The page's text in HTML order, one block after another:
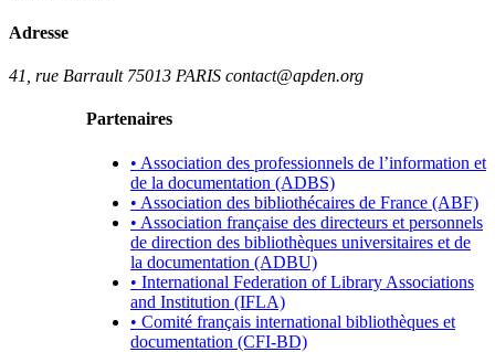
Adresse
41, rue Barrault 75013 PARIS contact@apden.org
Partenaires
• Association des professionnels de l’information et
de la documentation (ADBS)
• Association des bibliothécaires de France (ABF)
• Association française des directeurs et personnels
de direction des bibliothèques universitaires et de
la documentation (ADBU)
• International Federation of Library Associations
and Institution (IFLA)
• Comité français international bibliothèques et
documentation (CFI-BD)